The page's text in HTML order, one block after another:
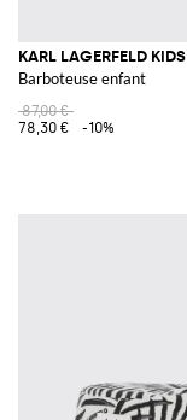
KARL LAGERFELD KIDS
Barboteuse enfant
87,00 €
78,30 €
-10%